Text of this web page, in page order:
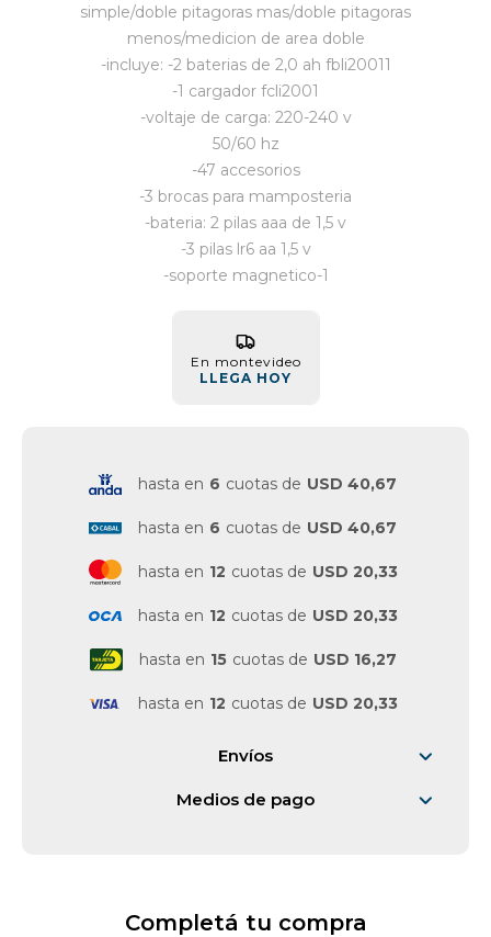
simple/doble pitagoras mas/doble pitagoras
menos/medicion de area doble
-incluye: -2 baterias de 2,0 ah fbli20011
-1 cargador fcli2001
-voltaje de carga: 220-240 v
50/60 hz
-47 accesorios
-3 brocas para mamposteria
-bateria: 2 pilas aaa de 1,5 v
-3 pilas lr6 aa 1,5 v
-soporte magnetico-1
En montevideo
LLEGA HOY
hasta en 6 cuotas de USD 40,67
hasta en 6 cuotas de USD 40,67
hasta en 12 cuotas de USD 20,33
hasta en 12 cuotas de USD 20,33
hasta en 15 cuotas de USD 16,27
hasta en 12 cuotas de USD 20,33
Envíos
Medios de pago
Completá tu compra